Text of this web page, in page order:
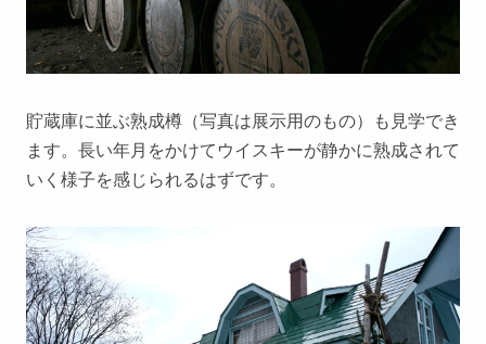
貯蔵庫に並ぶ熟成樽（写真は展示用のもの）も見学でき
ます。長い年月をかけてウイスキーが静かに熟成されて
いく様子を感じられるはずです。